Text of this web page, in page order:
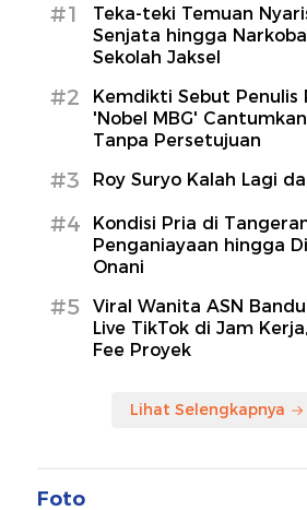
#1
Teka-teki Temuan
Senjata hingga
Sekolah Jaksel
#2
Kemdikti Sebut Penulis
'Nobel MBG'
Tanpa Persetujuan
#3 Roy Suryo Kalah Lagi
#4
Kondisi Pria di
Penganiayaan hingga
Onani
#5
Viral Wanita ASN
Live TikTok di Jam
Fee Proyek
Lihat Selengkapnya
Foto